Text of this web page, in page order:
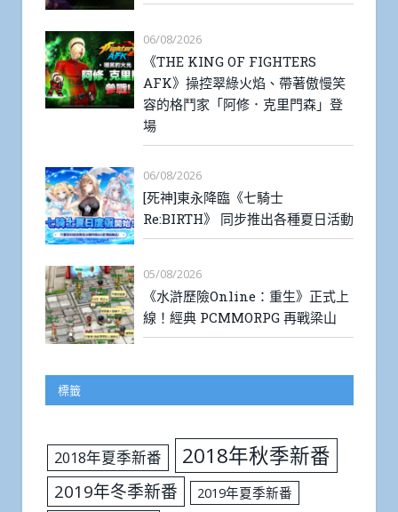
06/08/2026
《THE KING OF FIGHTERS
AFK》操控翠綠火焰、帶著傲慢笑
容的格鬥家「阿修．克里門森」登
場
06/08/2026
[死神]東永降臨《七騎士
Re:BIRTH》 同步推出各種夏日活動
05/08/2026
《水滸歷險Online：重生》正式上
線！經典 PCMMORPG 再戰梁山
標籤
2018年夏季新番 2018年秋季新番
2019年冬季新番
2019年夏季新番